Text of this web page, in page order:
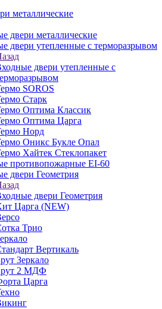
металлические
двери металлические
двери утепленные с терморазрывом
двери утепленные с
SOROS
Старк
Оптима Классик
Оптима Царга
Норд
Оникс Букле Опал
Хайтек Стеклопакет
противопожарные EI-60
двери Геометрия
двери Геометрия
Царга (NEW)
Трио
Вертикаль
Зеркало
2 МДФ
Царга